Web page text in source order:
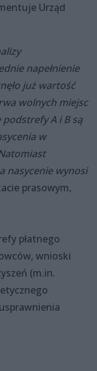
Urząd
napełnienie
już wartość
wolnych miejsc
podstrefy A i B są
w
nasycenie wynosi
prasowym,
płatnego
wnioski
(m.in.